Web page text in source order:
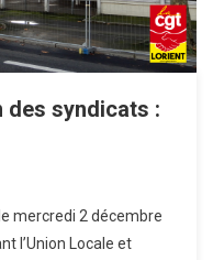
des syndicats :
mercredi 2 décembre
l’Union Locale et